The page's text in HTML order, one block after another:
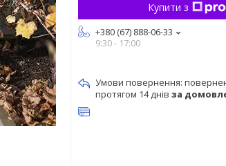
Купити з
+380 (67) 888-06-33
9:30 - 17:00
протягом 14 днів за